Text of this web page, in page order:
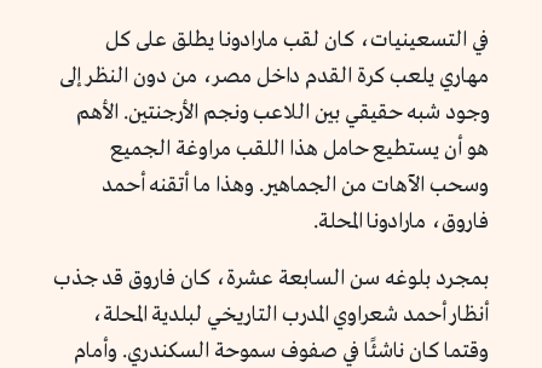
في التسعينيات، كان لقب مارادونا يطلق على كل
مهاري يلعب كرة القدم داخل مصر، من دون النظر إلى
وجود شبه حقيقي بين اللاعب ونجم الأرجنتين. الأهم
هو أن يستطيع حامل هذا اللقب مراوغة الجميع
وسحب الآهات من الجماهير. وهذا ما أتقنه أحمد
فاروق، مارادونا المحلة.
بمجرد بلوغه سن السابعة عشرة، كان فاروق قد جذب
أنظار أحمد شعراوي المدرب التاريخي لبلدية المحلة،
وقتما كان ناشئًا في صفوف سموحة السكندري. وأمام